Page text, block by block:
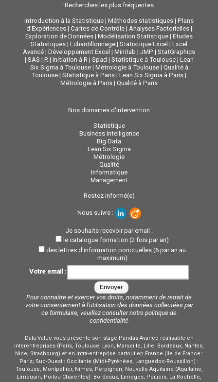
Recherches les plus fréquentes
Introduction à la Statistique | Méthodes statistiques | Plans
d'Expériences| Cartes de Contrôle| Analyses Factorielles|
Exploration de Données | Modélisation Statistique | Etudes
Statistiques | Echantillonnage | Statistique Excel | Excel
Avancé | Développement Excel | Minitab | JMP | StatGraphics
| SAS | R | Initiation à R | Spad | Statistique à Toulouse| Lean
Six Sigma à Toulouse| Métrologie à Toulouse| Qualité à
Toulouse | Statistique à Paris | Lean Six Sigma à Paris |
Métrologie à Paris | Qualité à Paris
Nos domaines d'intervention
Statistique
Business Intelligence
Big Data
Lean Six Sigma
Métrologie
Qualité
Informatique
Management
Restez informé(e)
Nous suivre :
Je souhaite recevoir par email :
le catalogue formation (2 fois par an)
des lettres d'information ponctuelles (6 par an au
maximum)
Votre email :
Pour connaître et exercer vos droits, notamment de retrait de
votre consentement à l'utilisation des données collectées par
ce formulaire, veuillez consulter notre politique de
confidentialité
Data Value vous présente son stage Pandas Avancé réalisable en
interentreprises (Paris, Toulouse, Lyon, Marseille, Lille, Bordeaux, Nantes,
Nice, Strasbourg) et en intra-entreprise partout en France (Ile de France :
Paris; Sud-Ouest : Occitanie (Midi-Pyrénées, Languedoc-Roussillon) :
Toulouse, Montpellier, Nîmes, Perpignan; Nouvelle-Aquitaine (Aquitaine,
Limousin, Poitou-Charentes): Bordeaux, Limoges, Poitiers, La Rochelle,